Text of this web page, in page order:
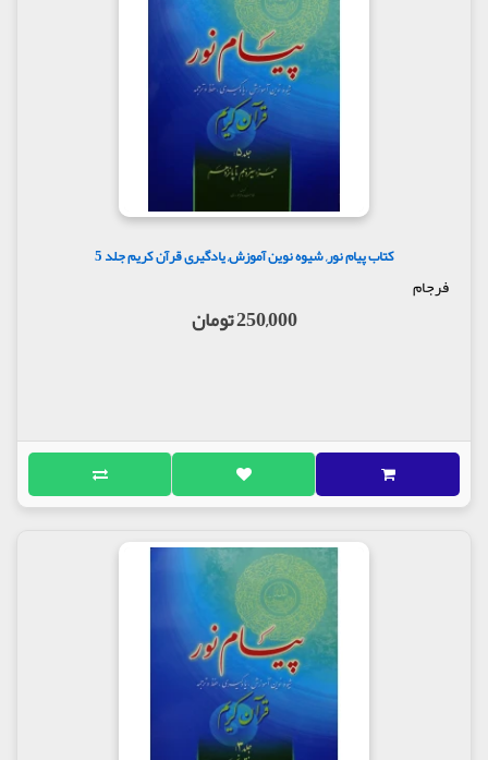
کتاب پیام نور, شیوه نوین آموزش, یادگیری قرآن کریم جلد 5
فرجام
250,000 تومان